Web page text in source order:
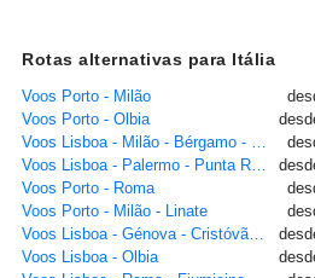
Rotas alternativas para Itália
Voos Porto - Milão
Voos Porto - Olbia
Voos Lisboa - Milão - Bérgamo - Ório al Sério
Voos Lisboa - Palermo - Punta Raisi
Voos Porto - Roma
Voos Porto - Milão - Linate
Voos Lisboa - Génova - Cristóvão Colombo
Voos Lisboa - Olbia